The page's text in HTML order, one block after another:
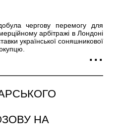
чергову перемогу для
арбітражі в Лондоні
української соняшникової
НА